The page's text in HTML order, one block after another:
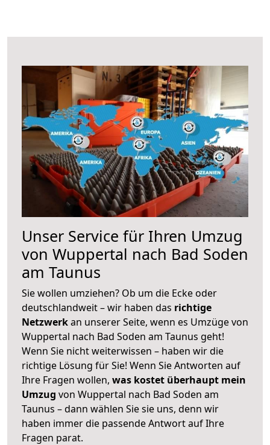
Unser Service für Ihren Umzug
von Wuppertal nach Bad Soden
am Taunus
Sie wollen umziehen? Ob um die Ecke oder
deutschlandweit – wir haben das richtige
Netzwerkan unserer Seite, wenn es Umzüge von
Wuppertal nach Bad Soden am Taunus geht!
Wenn Sie nicht weiterwissen – haben wir die
richtige Lösung für Sie! Wenn Sie Antworten auf
Ihre Fragen wollen, was kostet überhaupt mein
Umzug von Wuppertal nach Bad Soden am
Taunus – dann wählen Sie sie uns, denn wir
haben immer die passende Antwort auf Ihre
Fragen parat.